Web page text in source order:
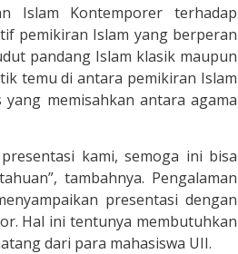
Islam Kontemporer terhadap
pemikiran Islam yang berperan
pandang Islam klasik maupun
temu di antara pemikiran Islam
memisahkan antara agama
kami, semoga ini bisa
tambahnya. Pengalaman
presentasi dengan
Hal ini tentunya membutuhkan
dari para mahasiswa UII.